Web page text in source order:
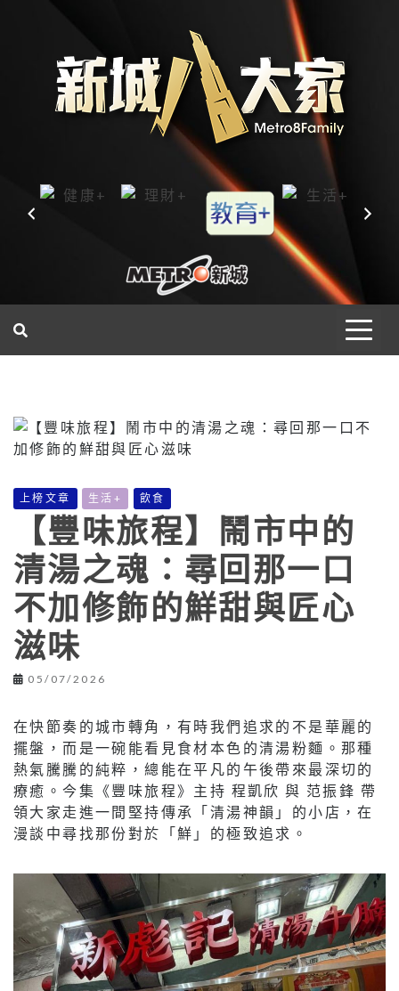
上榜文章 生活+ 飲食
【豐味旅程】鬧市中的
清湯之魂：尋回那一口
不加修飾的鮮甜與匠心
滋味
05/07/2026
在快節奏的城市轉角，有時我們追求的不是華麗的
擺盤，而是一碗能看見食材本色的清湯粉麵。那種
熱氣騰騰的純粹，總能在平凡的午後帶來最深切的
療癒。今集《豐味旅程》主持 程凱欣 與 范振鋒 帶
領大家走進一間堅持傳承「清湯神韻」的小店，在
漫談中尋找那份對於「鮮」的極致追求。